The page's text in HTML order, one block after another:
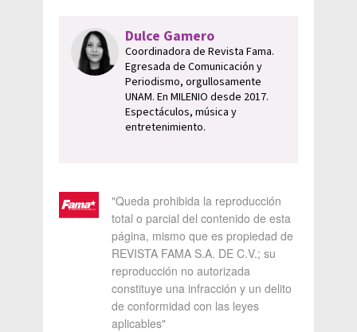
Dulce Gamero
Coordinadora de Revista Fama.
Egresada de Comunicación y
Periodismo, orgullosamente
UNAM. En MILENIO desde 2017.
Espectáculos, música y
entretenimiento.
"Queda prohibida la reproducción
total o parcial del contenido de esta
página, mismo que es propiedad de
REVISTA FAMA S.A. DE C.V.; su
reproducción no autorizada
constituye una infracción y un delito
de conformidad con las leyes
aplicables"